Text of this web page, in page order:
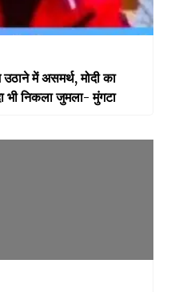
में असमर्थ, मोदी का
निकला जुमला- मुंगटा